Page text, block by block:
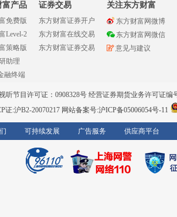
富产品
免费版
Level-2
策略版
助理
融终端
证券交易
东方财富证券开户
东方财富在线交易
东方财富证券交易
关注东方财富
东方财富网微博
东方财富网微信
意见与建议
听节目许可证：0908328号 经营证券期货业务许可证编
证:沪B2-20070217 网站备案号:沪ICP备05006054号-11
可持续发展 广告服务 供应商平台